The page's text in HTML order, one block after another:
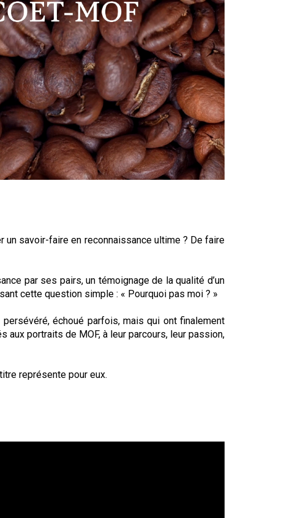
savoir-faire en reconnaissance ultime ? De faire
par ses pairs, un témoignage de la qualité d’un
cette question simple : « Pourquoi pas moi ? »
échoué parfois, mais qui ont finalement
aux portraits de MOF, à leur parcours, leur passion,
représente pour eux.